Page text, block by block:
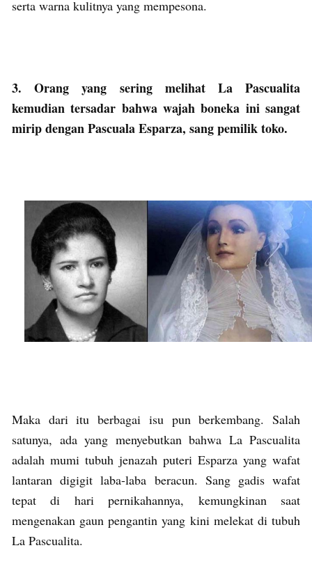
serta warna kulitnya yang mempesona.
3. Orang yang sering melihat La Pascualita
kemudian tersadar bahwa wajah boneka ini sangat
mirip dengan Pascuala Esparza, sang pemilik toko.
Maka dari itu berbagai isu pun berkembang. Salah
satunya, ada yang menyebutkan bahwa La Pascualita
adalah mumi tubuh jenazah puteri Esparza yang wafat
lantaran digigit laba-laba beracun. Sang gadis wafat
tepat di hari pernikahannya, kemungkinan saat
mengenakan gaun pengantin yang kini melekat di tubuh
La Pascualita.